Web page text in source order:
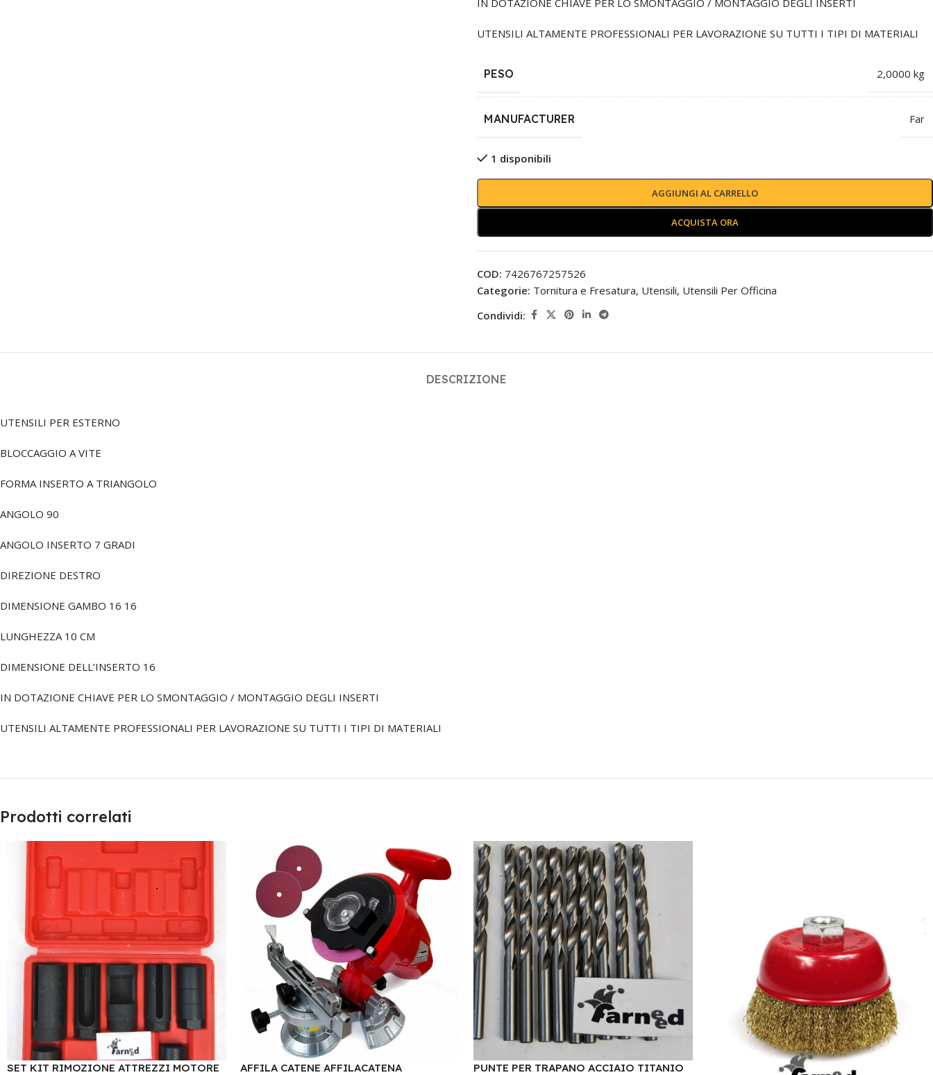
IN DOTAZIONE CHIAVE PER LO SMONTAGGIO / MONTAGGIO DEGLI INSERTI
UTENSILI ALTAMENTE PROFESSIONALI PER LAVORAZIONE SU TUTTI I TIPI DI MATERIALI
PESO 2,0000 kg
MANUFACTURER Far
1 disponibili
AGGIUNGI AL CARRELLO
ACQUISTA ORA
COD: 7426767257526
Categorie: Tornitura e Fresatura, Utensili, Utensili Per Officina
Condividi:
DESCRIZIONE
UTENSILI PER ESTERNO
BLOCCAGGIO A VITE
FORMA INSERTO A TRIANGOLO
ANGOLO 90
ANGOLO INSERTO 7 GRADI
DIREZIONE DESTRO
DIMENSIONE GAMBO 16 16
LUNGHEZZA 10 CM
DIMENSIONE DELL’INSERTO 16
IN DOTAZIONE CHIAVE PER LO SMONTAGGIO / MONTAGGIO DEGLI INSERTI
UTENSILI ALTAMENTE PROFESSIONALI PER LAVORAZIONE SU TUTTI I TIPI DI MATERIALI
Prodotti correlati
SET KIT RIMOZIONE ATTREZZI MOTORE
AFFILA CATENE AFFILACATENA
PUNTE PER TRAPANO ACCIAIO TITANIO